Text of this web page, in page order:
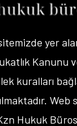
yer
Kanunu
kuralları
Hukuk